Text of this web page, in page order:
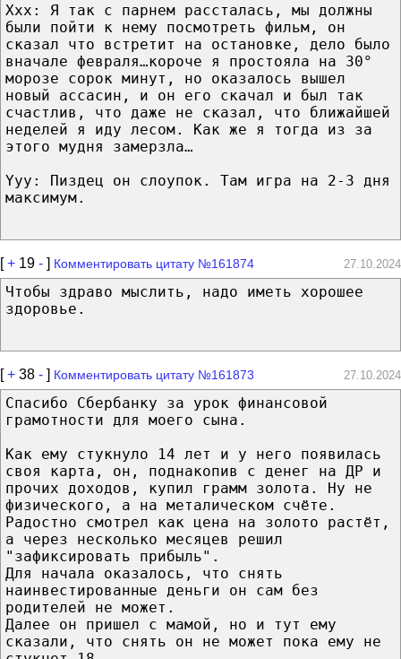
Xxx: Я так с парнем рассталась, мы должны
были пойти к нему посмотреть фильм, он
сказал что встретит на остановке, дело было
вначале февраля…короче я простояла на 30°
морозе сорок минут, но оказалось вышел
новый ассасин, и он его скачал и был так
счастлив, что даже не сказал, что ближайшей
неделей я иду лесом. Как же я тогда из за
этого мудня замерзла…
Yyy: Пиздец он слоупок. Там игра на 2-3 дня
максимум.
[+ 19 - ] Комментировать цитату №161874 27.10.2024
Чтобы здраво мыслить, надо иметь хорошее
здоровье.
[+ 38 - ] Комментировать цитату №161873 27.10.2024
Спасибо Сбербанку за урок финансовой
грамотности для моего сына.
Как ему стукнуло 14 лет и у него появилась
своя карта, он, поднакопив с денег на ДР и
прочих доходов, купил грамм золота. Ну не
физического, а на металическом счёте.
Радостно смотрел как цена на золото растёт,
а через несколько месяцев решил
"зафиксировать прибыль".
Для начала оказалось, что снять
наинвестированные деньги он сам без
родителей не может.
Далее он пришел с мамой, но и тут ему
сказали, что снять он не может пока ему не